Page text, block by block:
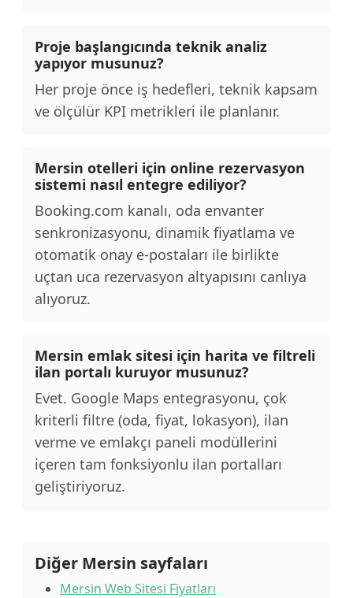
Proje başlangıcında teknik analiz
yapıyor musunuz?
Her proje önce iş hedefleri, teknik kapsam
ve ölçülür KPI metrikleri ile planlanır.
Mersin otelleri için online rezervasyon
sistemi nasıl entegre ediliyor?
Booking.com kanalı, oda envanter
senkronizasyonu, dinamik fiyatlama ve
otomatik onay e-postaları ile birlikte
uçtan uca rezervasyon altyapısını canlıya
alıyoruz.
Mersin emlak sitesi için harita ve filtreli
ilan portalı kuruyor musunuz?
Evet. Google Maps entegrasyonu, çok
kriterli filtre (oda, fiyat, lokasyon), ilan
verme ve emlakçı paneli modüllerini
içeren tam fonksiyonlu ilan portalları
geliştiriyoruz.
Diğer Mersin sayfaları
Mersin Web Sitesi Fiyatları